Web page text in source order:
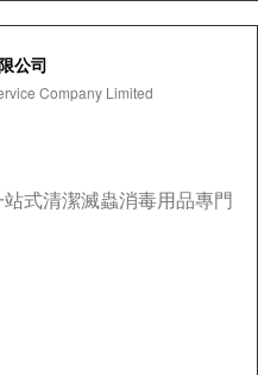
公司
Company Limited
式清潔滅蟲消毒用品專門